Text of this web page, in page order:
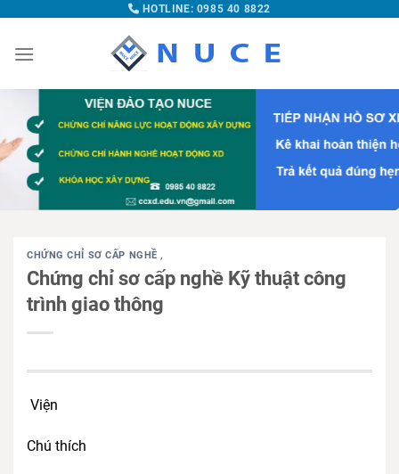
HOTLINE: 0985 40 8822
CHỨNG CHỈ SƠ CẤP NGHỀ,
Chứng chỉ sơ cấp nghề Kỹ thuật công
trình giao thông
Viện
Chú thích